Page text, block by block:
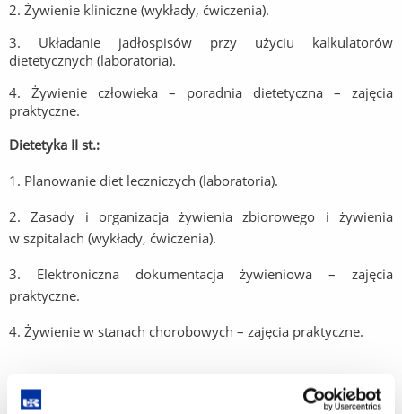
2. Żywienie kliniczne (wykłady, ćwiczenia).
3. Układanie jadłospisów przy użyciu kalkulatorów
dietetycznych (laboratoria).
4. Żywienie człowieka – poradnia dietetyczna – zajęcia
praktyczne.
Dietetyka II st.:
1. Planowanie diet leczniczych (laboratoria).
2. Zasady i organizacja żywienia zbiorowego i żywienia
w szpitalach (wykłady, ćwiczenia).
3. Elektroniczna dokumentacja żywieniowa – zajęcia
praktyczne.
4. Żywienie w stanach chorobowych – zajęcia praktyczne.
Zdrowie publiczne